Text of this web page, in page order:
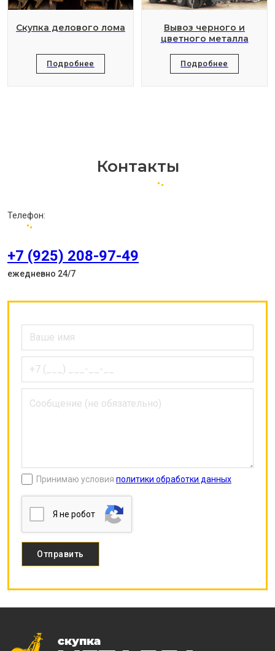
Скупка делового лома
Подробнее
Вывоз черного и
цветного металла
Подробнее
Контакты
Телефон:
+7 (925) 208-97-49
ежедневно 24/7
Принимаю условия политики обработки данных
Я нe poбoт